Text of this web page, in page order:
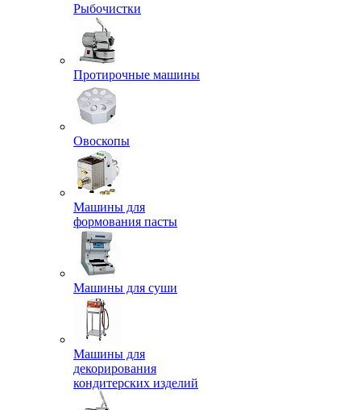
Рыбочистки
Протирочные машины
Овоскопы
Машины для
формования пасты
Машины для суши
Машины для
декорирования
кондитерских изделий